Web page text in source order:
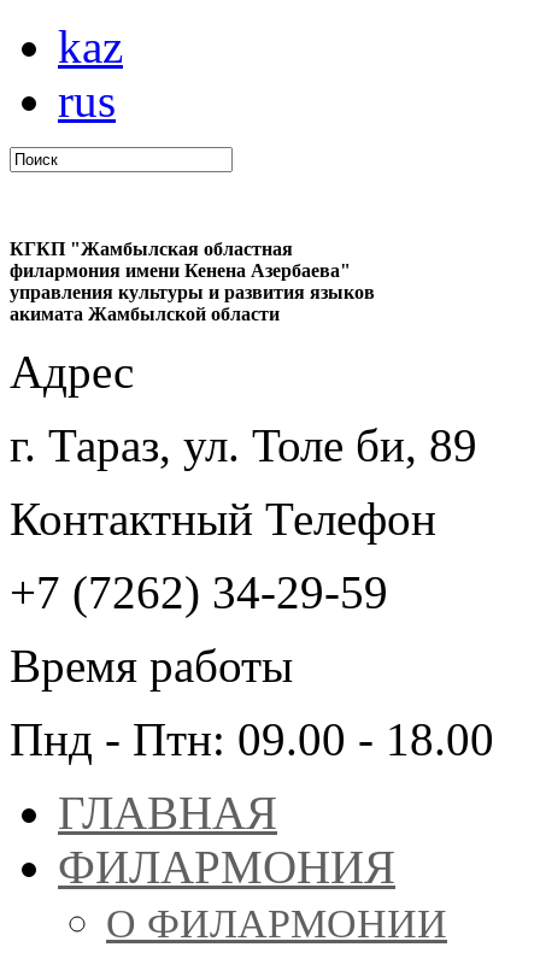
kaz
rus
КГКП "Жамбылская областная
филармония имени Кенена Азербаева"
управления культуры и развития языков
акимата Жамбылской области
Адрес
г. Тараз, ул. Толе би, 89
Контактный Телефон
+7 (7262) 34-29-59
Время работы
Пнд - Птн: 09.00 - 18.00
ГЛАВНАЯ
ФИЛАРМОНИЯ
О ФИЛАРМОНИИ